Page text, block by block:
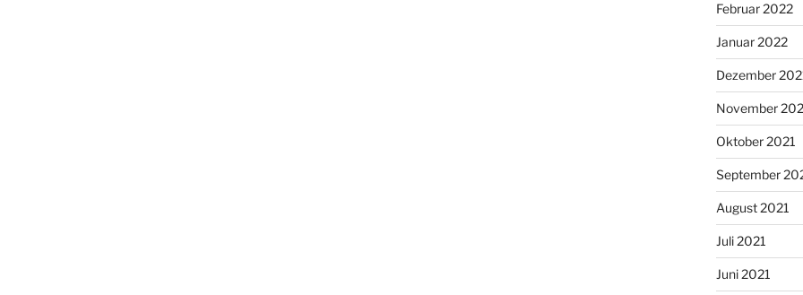
Februar 2022
Januar 2022
Dezember
November
Oktober 2021
September
August 2021
Juli 2021
Juni 2021